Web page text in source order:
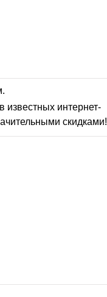
интернет-
скидками!